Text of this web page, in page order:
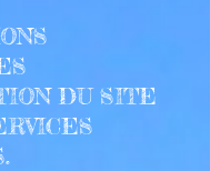
DU SITE